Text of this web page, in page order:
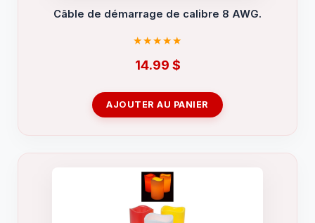
Câble de démarrage de calibre 8 AWG.
14.99 $
AJOUTER AU PANIER